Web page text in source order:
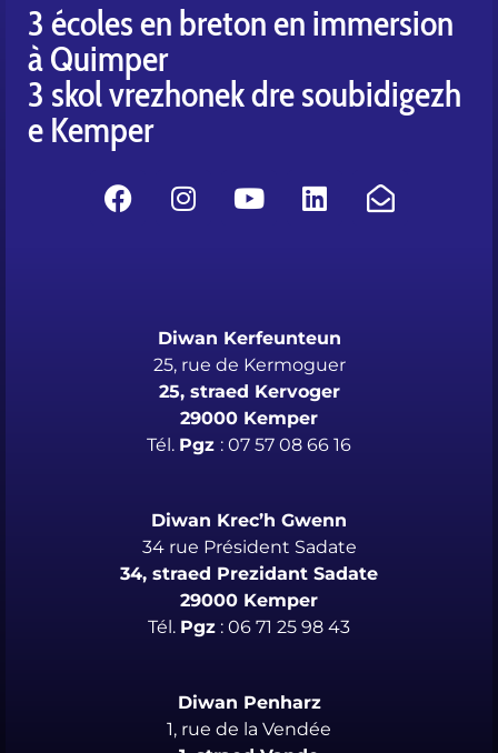
3 écoles en breton en immersion
à Quimper
3 skol vrezhonek dre soubidigezh
e Kemper
Diwan Kerfeunteun
25, rue de Kermoguer
25, straed Kervoger
29000 Kemper
Tél. Pgz : 07 57 08 66 16
Diwan Krec’h Gwenn
34 rue Président Sadate
34, straed Prezidant Sadate
29000 Kemper
Tél. Pgz : 06 71 25 98 43
Diwan Penharz
1, rue de la Vendée